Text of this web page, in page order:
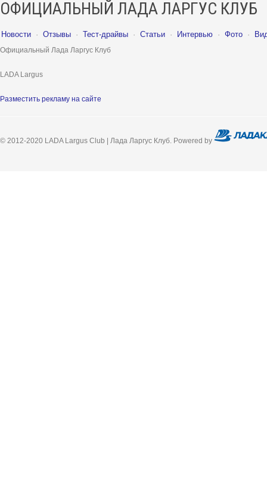
ОФИЦИАЛЬНЫЙ ЛАДА ЛАРГУС КЛУБ
Новости · Отзывы · Тест-драйвы · Статьи · Интервью · Фото ·
Официальный Лада Ларгус Клуб
LADA Largus
Разместить рекламу на сайте
© 2012-2020 LADA Largus Club | Лада Ларгус Клуб. Powered by